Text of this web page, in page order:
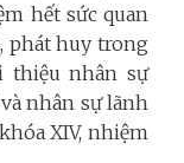
hết sức quan
phát huy trong
thiệu nhân sự
nhân sự lãnh
XIV, nhiệm